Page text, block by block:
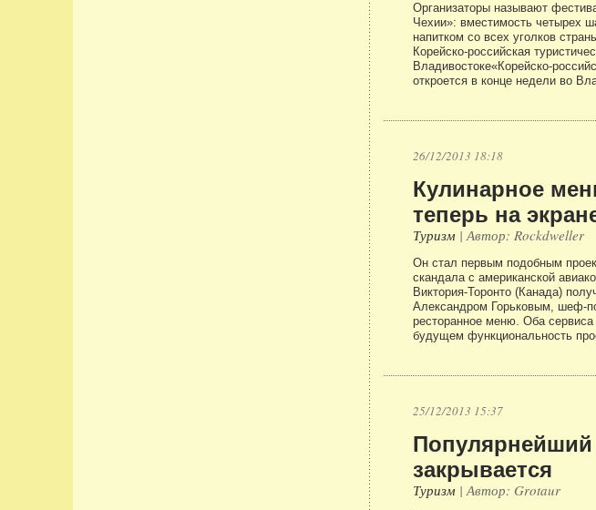
Организаторы называют
Чехии»: вместимость четырех
напитком со всех уголков
Корейско-российская
Владивостоке«Корейско-
откроется в конце недели во
26/12/2013 18:18
Кулинарное
теперь на
Туризм | Автор: Rockdweller
Он стал первым подобным
скандала с американской
Виктория-Торонто (Канада)
Александром Горьковым, шеф-
ресторанное меню. Оба
будущем функциональность
25/12/2013 15:37
закрывается
Туризм | Автор: Grotaur